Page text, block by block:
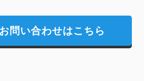
問い合わせはこちら